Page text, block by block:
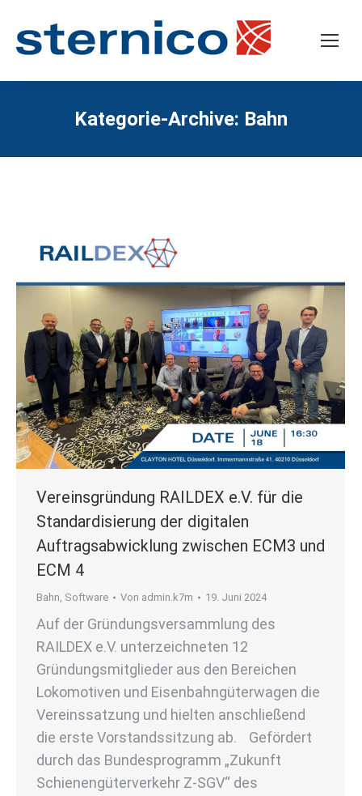
Kategorie-Archive: Bahn
Vereinsgründung RAILDEX e.V. für die
Standardisierung der digitalen
Auftragsabwicklung zwischen ECM3 und
ECM 4
Bahn, Software Von admin.k7m 19. Juni 2024
Auf der Gründungsversammlung des
RAILDEX e.V. unterzeichneten 12
Gründungsmitglieder aus den Bereichen
Lokomotiven und Eisenbahngüterwagen die
Vereinssatzung und hielten anschließend
die erste Vorstandssitzung ab. Gefördert
durch das Bundesprogramm „Zukunft
Schienengüterverkehr Z-SGV“ des